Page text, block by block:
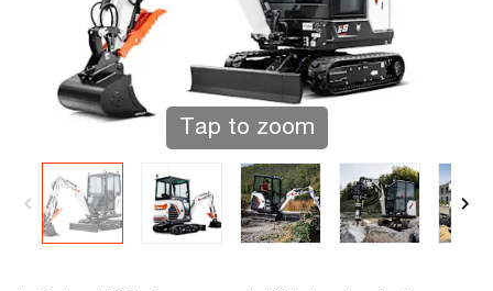
Tap to zoom